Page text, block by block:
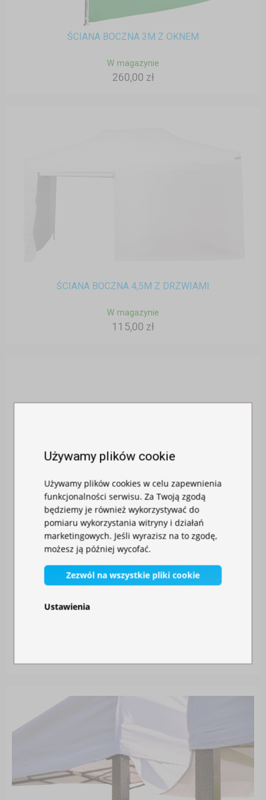
ŚCIANA BOCZNA 3M Z OKNEM
W magazynie
260,00 zł
ŚCIANA BOCZNA 4,5M Z DRZWIAMI
W magazynie
115,00 zł
Używamy plików cookie
Używamy plików cookies w celu zapewnienia
funkcjonalności serwisu. Za Twoją zgodą
będziemy je również wykorzystywać do
pomiaru wykorzystania witryny i działań
marketingowych. Jeśli wyrazisz na to zgodę,
możesz ją później wycofać.
Zezwól na wszystkie pliki cookie
Ustawienia